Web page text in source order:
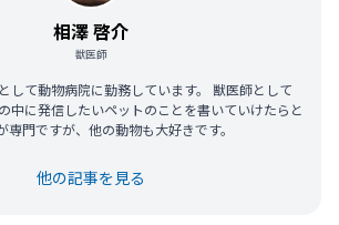
相澤 啓介
獣医師
して動物病院に勤務しています。 獣医師として
中に発信したいペットのことを書いていけたらと
専門ですが、他の動物も大好きです。
他の記事を見る